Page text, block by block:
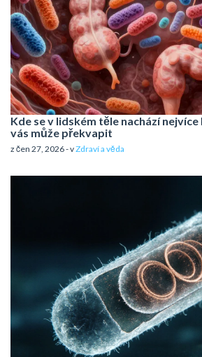
Kde se v lidském těle nachází
vás může překvapit
z čen 27, 2026 - vZdraví a věda